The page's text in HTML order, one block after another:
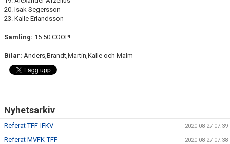
20. Isak Segersson
23. Kalle Erlandsson
Samling: 15.50 COOP!
Bilar: Anders,Brandt,Martin,Kalle och Malm
Nyhetsarkiv
Referat TFF-IFKV 2020-08-27 07:39
Referat MVFK-TFF 2020-08-27 07:38